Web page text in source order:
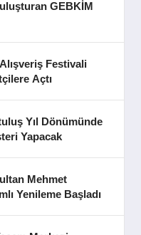
GEBKİM
Festivali
Açtı
Yıl Dönümünde
Yapacak
Mehmet
Yenileme Başladı